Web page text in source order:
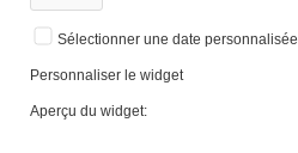
Sélectionner une date personnalisée
Personnaliser le widget
Aperçu du widget: